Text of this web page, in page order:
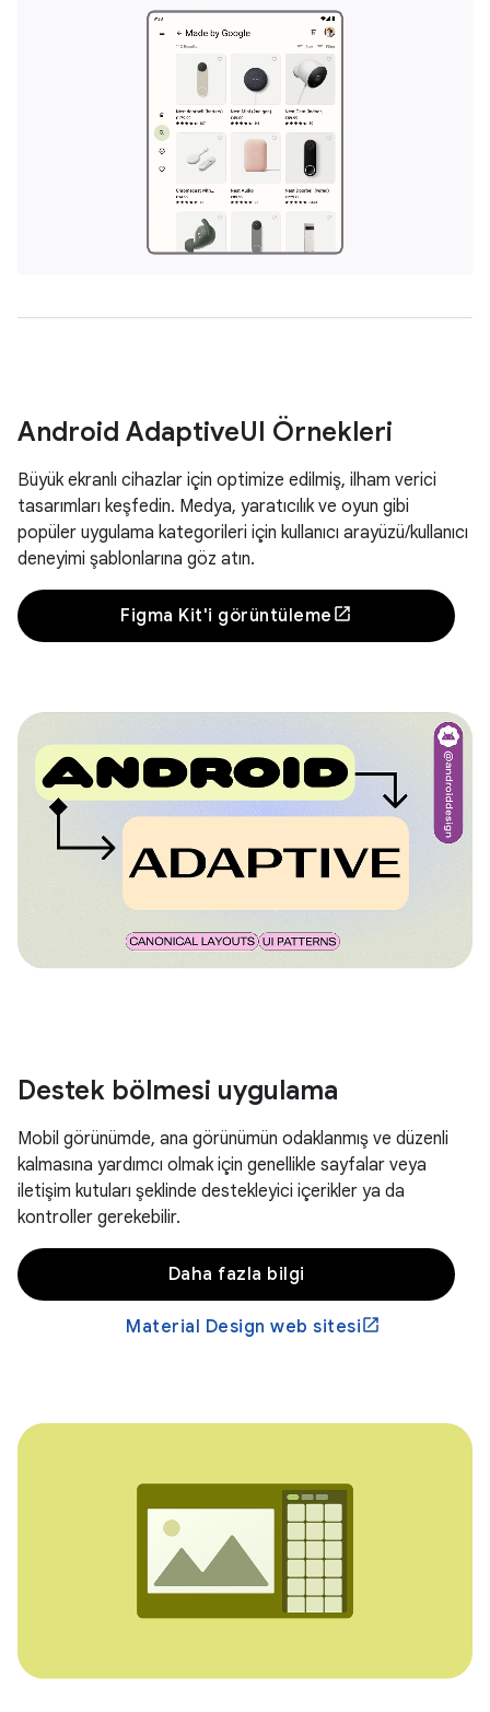
Android AdaptiveUI Örnekleri
Büyük ekranlı cihazlar için optimize edilmiş, ilham verici
tasarımları keşfedin. Medya, yaratıcılık ve oyun gibi
popüler uygulama kategorileri için kullanıcı arayüzü/kullanıcı
deneyimi şablonlarına göz atın.
Figma Kit'i görüntüleme
Destek bölmesi uygulama
Mobil görünümde, ana görünümün odaklanmış ve düzenli
kalmasına yardımcı olmak için genellikle sayfalar veya
iletişim kutuları şeklinde destekleyici içerikler ya da
kontroller gerekebilir.
Daha fazla bilgi
Material Design web sitesi